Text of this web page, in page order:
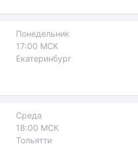
Понедельник
17:00 МСК
Екатеринбург
Среда
18:00 МСК
Тольятти